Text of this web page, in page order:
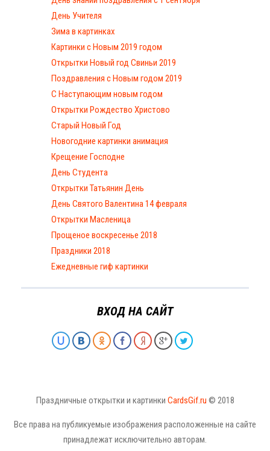
День Учителя
Зима в картинках
Картинки с Новым 2019 годом
Открытки Новый год Свиньи 2019
Поздравления с Новым годом 2019
С Наступающим новым годом
Открытки Рождество Христово
Старый Новый Год
Новогодние картинки анимация
Крещение Господне
День Студента
Открытки Татьянин День
День Святого Валентина 14 февраля
Открытки Масленица
Прощеное воскресенье 2018
Праздники 2018
Ежедневные гиф картинки
ВХОД НА САЙТ
Праздничные открытки и картинки CardsGif.ru © 2018
Все права на публикуемые изображения расположенные на сайте
принадлежат исключительно авторам.